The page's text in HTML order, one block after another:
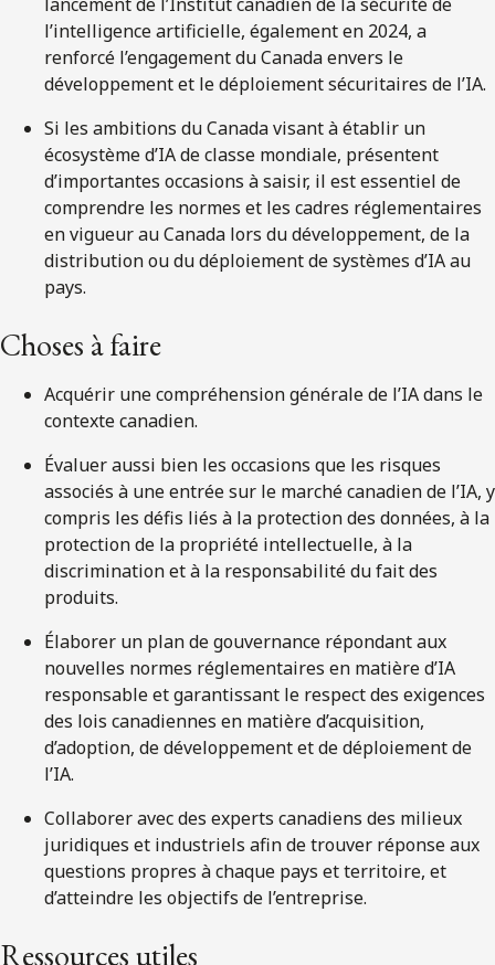
l’intelligence artificielle, également en 2024, a
renforcé l’engagement du Canada envers le
développement et le déploiement sécuritaires de l’IA.
Si les ambitions du Canada visant à établir un
écosystème d’IA de classe mondiale, présentent
d’importantes occasions à saisir, il est essentiel de
comprendre les normes et les cadres réglementaires
en vigueur au Canada lors du développement, de la
distribution ou du déploiement de systèmes d’IA au
pays.
Choses à faire
Acquérir une compréhension générale de l’IA dans le
contexte canadien.
Évaluer aussi bien les occasions que les risques
associés à une entrée sur le marché canadien de l’IA, y
compris les défis liés à la protection des données, à la
protection de la propriété intellectuelle, à la
discrimination et à la responsabilité du fait des
produits.
Élaborer un plan de gouvernance répondant aux
nouvelles normes réglementaires en matière d’IA
responsable et garantissant le respect des exigences
des lois canadiennes en matière d’acquisition,
d’adoption, de développement et de déploiement de
l’IA.
Collaborer avec des experts canadiens des milieux
juridiques et industriels afin de trouver réponse aux
questions propres à chaque pays et territoire, et
d’atteindre les objectifs de l’entreprise.
Ressources utiles